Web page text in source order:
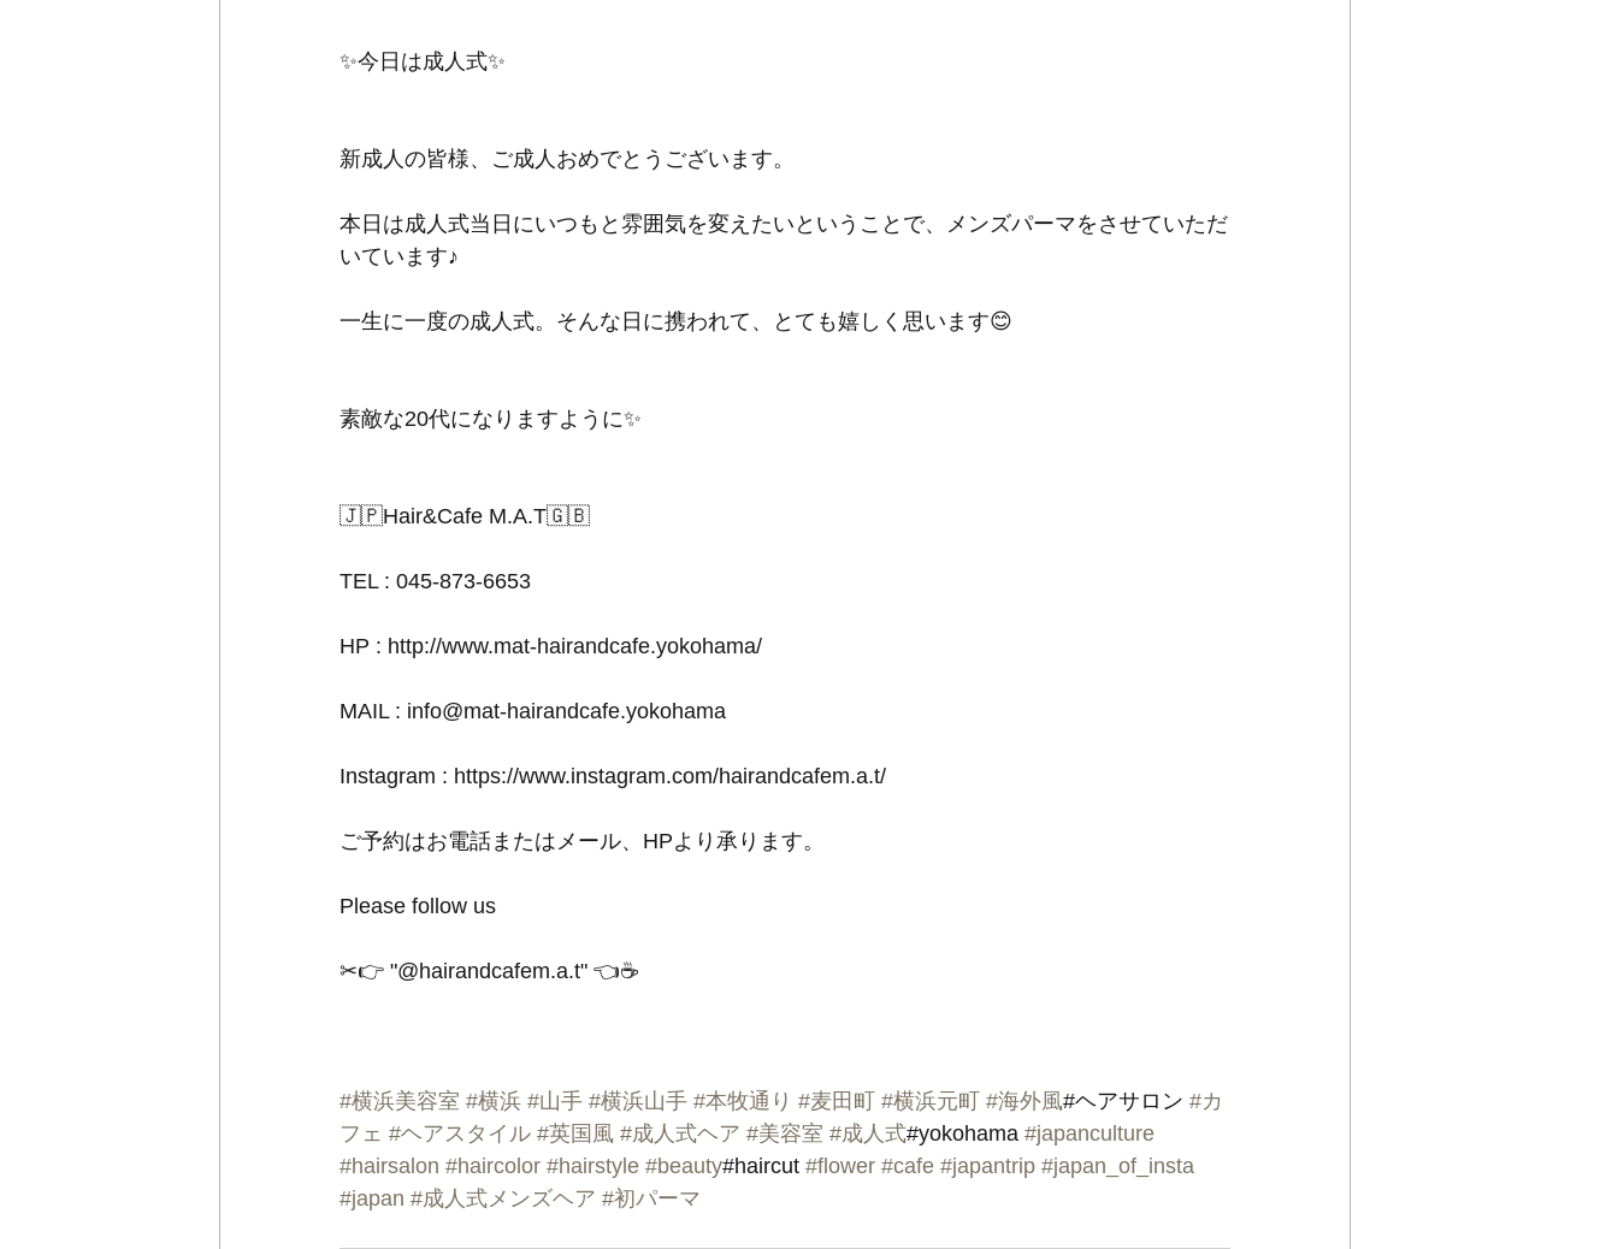
✨今日は成人式✨
新成人の皆様、ご成人おめでとうございます。
本日は成人式当日にいつもと雰囲気を変えたいということで、メンズパーマをさせていただ
いています♪
一生に一度の成人式。そんな日に携われて、とても嬉しく思います😊
素敵な20代になりますように✨
🇯🇵Hair&Cafe M.A.T🇬🇧
TEL : 045-873-6653
HP : http://www.mat-hairandcafe.yokohama/
MAIL : info@mat-hairandcafe.yokohama
Instagram : https://www.instagram.com/hairandcafem.a.t/
ご予約はお電話またはメール、HPより承ります。
Please follow us
✂︎👉 "@hairandcafem.a.t" 👈☕️
#横浜美容室 #横浜 #山手 #横浜山手 #本牧通り #麦田町 #横浜元町 #海外風#ヘアサロン #カ
フェ #ヘアスタイル #英国風 #成人式ヘア #美容室 #成人式#yokohama #japanculture
#hairsalon #haircolor #hairstyle #beauty#haircut #flower #cafe #japantrip #japan_of_insta
#japan #成人式メンズヘア #初パーマ